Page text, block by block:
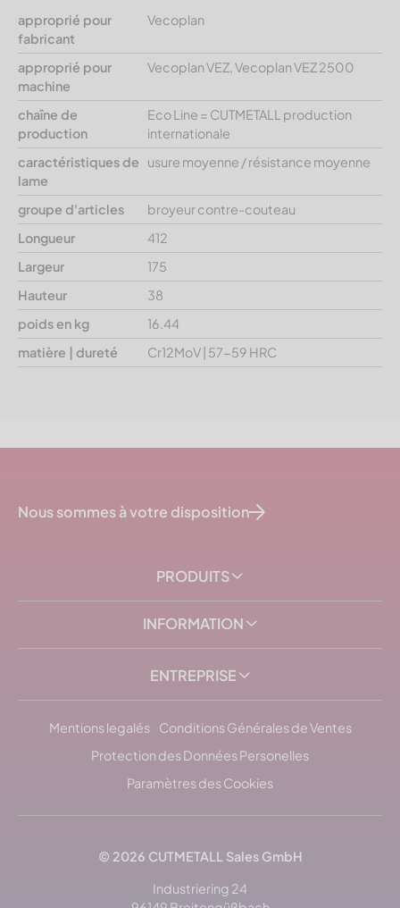
approprié pour
fabricant
Vecoplan
approprié pour
machine
Vecoplan VEZ, Vecoplan VEZ 2500
chaîne de
production
Eco Line = CUTMETALL production
internationale
caractéristiques de
lame
usure moyenne / résistance moyenne
groupe d'articles
broyeur contre-couteau
Longueur
412
Largeur
175
Hauteur
38
poids en kg
16.44
matière | dureté
Cr12MoV | 57-59 HRC
Nous sommes à votre disposition
PRODUITS
INFORMATION
ENTREPRISE
Mentions legalés
Conditions Générales de Ventes
Protection des Données Personelles
Paramètres des Cookies
© 2026 CUTMETALL Sales GmbH
Industriering 24